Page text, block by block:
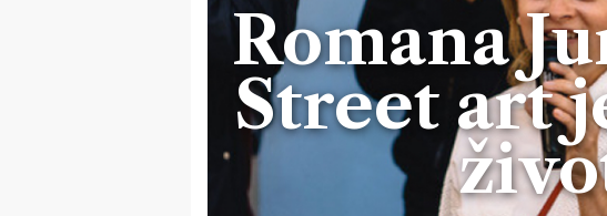
Romana
Street art